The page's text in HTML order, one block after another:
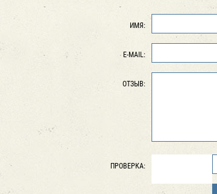
ИМЯ:
E-MAIL:
ОТЗЫВ:
ПРОВЕРКА: